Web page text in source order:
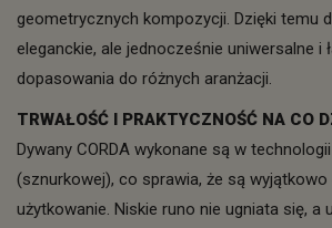
geometrycznych kompozycji. Dzięki temu
eleganckie, ale jednocześnie uniwersalne i
dopasowania do różnych aranżacji.
TRWAŁOŚĆ I PRAKTYCZNOŚĆ NA CO
Dywany CORDA wykonane są w
(sznurkowej), co sprawia, że są
użytkowanie. Niskie runo nie ugniata się, a